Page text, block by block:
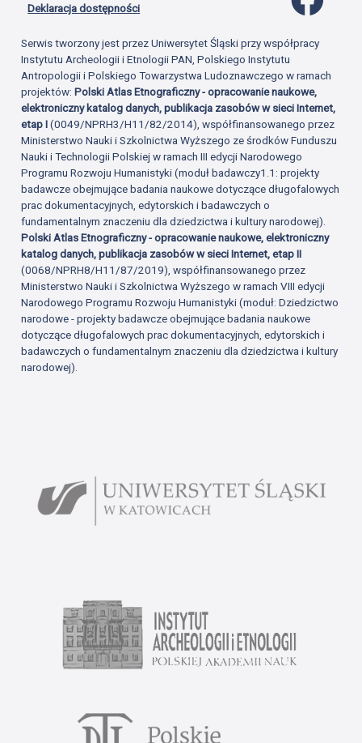
Deklaracja dostępności
Serwis tworzony jest przez Uniwersytet Śląski przy współpracy
Instytutu Archeologii i Etnologii PAN, Polskiego Instytutu
Antropologii i Polskiego Towarzystwa Ludoznawczego w ramach
projektów:Polski Atlas Etnograficzny - opracowanie naukowe,
elektroniczny katalog danych, publikacja zasobów w sieci Internet,
etap I(0049/NPRH3/H11/82/2014), współfinansowanego przez
Ministerstwo Nauki i Szkolnictwa Wyższego ze środków Funduszu
Nauki i Technologii Polskiej w ramach III edycji Narodowego
Programu Rozwoju Humanistyki (moduł badawczy1.1: projekty
badawcze obejmujące badania naukowe dotyczące długofalowych
prac dokumentacyjnych, edytorskich i badawczych o
fundamentalnym znaczeniu dla dziedzictwa i kultury narodowej).
Polski Atlas Etnograficzny - opracowanie naukowe, elektroniczny
katalog danych, publikacja zasobów w sieci Internet, etap II
(0068/NPRH8/H11/87/2019), współfinansowanego przez
Ministerstwo Nauki i Szkolnictwa Wyższego w ramach VIII edycji
Narodowego Programu Rozwoju Humanistyki (moduł: Dziedzictwo
narodowe - projekty badawcze obejmujące badania naukowe
dotyczące długofalowych prac dokumentacyjnych, edytorskich i
badawczych o fundamentalnym znaczeniu dla dziedzictwa i kultury
narodowej).